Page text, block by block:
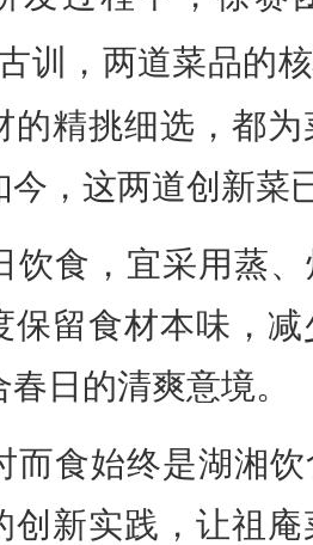
训，两道菜品的
的精挑细选，都
今，这两道创新菜
饮食，宜采用蒸
保留食材本味，
日的清爽意境。
而食始终是湖湘
创新实践，让祖